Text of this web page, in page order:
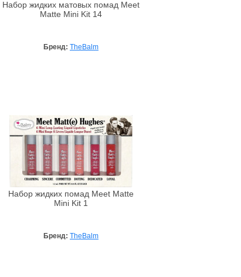
Набор жидких матовых помад Meet
Matte Mini Kit 14
Бренд: TheBalm
Набор жидких помад Meet Matte
Mini Kit 1
Бренд: TheBalm